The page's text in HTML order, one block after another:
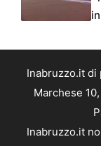
Inabruzzo.it di
Marchese
Inabruzzo.it